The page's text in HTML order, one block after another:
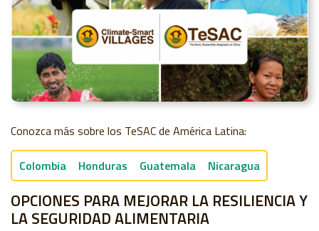
Conozca más sobre los TeSAC de América Latina:
Colombia Honduras Guatemala Nicaragua
OPCIONES PARA MEJORAR LA RESILIENCIA Y
LA SEGURIDAD ALIMENTARIA